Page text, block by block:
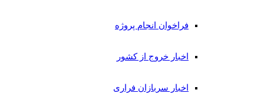
فراخوان انجام پروژه
اخبار خروج از کشور
اخبار سربازان فراری